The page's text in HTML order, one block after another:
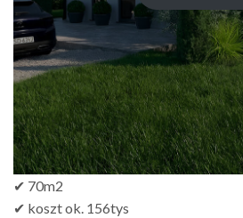
✔ 70m2
✔ koszt ok. 156tys